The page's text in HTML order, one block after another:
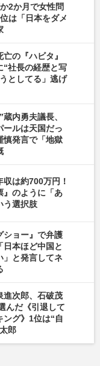
2か月で女性問
は「日本をダメ
の『ハビタ』
“社長の経歴と写
としてる」逃げ
内勇夫議長、
ールは天国だっ
慎発言で「地獄
は約700万円！
』のように「あ
う選択肢
ショー』で弁護
日本ほど中国と
」と発言してネ
進次郎、石破茂
んだ《引退して
ング》1位は“自
郎